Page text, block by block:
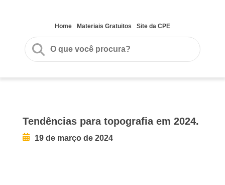
Home Materiais Gratuitos Site da CPE
Tendências para topografia em 2024.
19 de março de 2024